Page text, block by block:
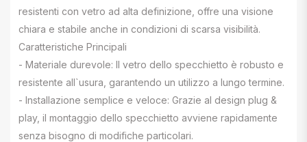
resistenti con vetro ad alta definizione, offre una visione
chiara e stabile anche in condizioni di scarsa visibilità.
Caratteristiche Principali
- Materiale durevole: Il vetro dello specchietto è robusto e
resistente all`usura, garantendo un utilizzo a lungo termine.
- Installazione semplice e veloce: Grazie al design plug &
play, il montaggio dello specchietto avviene rapidamente
senza bisogno di modifiche particolari.